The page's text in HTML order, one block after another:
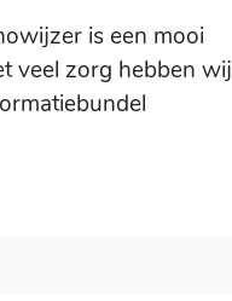
is een mooi
veel zorg hebben wij